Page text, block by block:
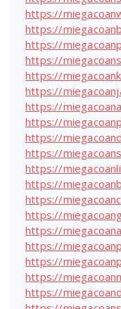
https://
https://
https://
https://
https://
https://
https://
https://
https://
https://
https://
https://
https://
https://
https://
https://
https://
https://
https://